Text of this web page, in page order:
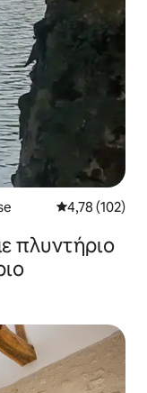
Μέση
4,78 (102)
πλυντήριο